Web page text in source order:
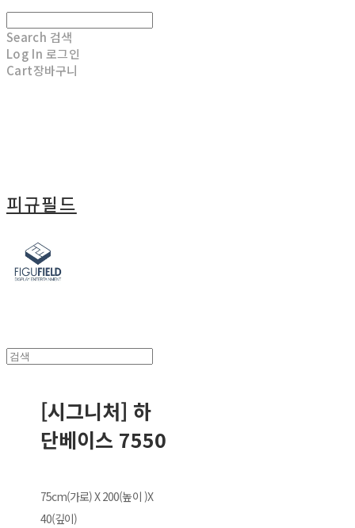
Search 검색
Log In 로그인
Cart장바구니
피규필드
[시그니처] 하
단베이스 7550
75cm(가로) X 200(높이 )X
40(깊이)